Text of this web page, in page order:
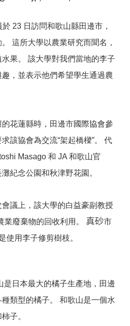
23 日訪問和歌山縣田邊市，
這所大學以農業研究而聞名，
果。 該大學對我們當地的李子
， 並表示他們希望學生通過農
花蓮縣時， 田邊市國際協會參
該協會為交流“架起橋樑”。 代
Masago 和 JA 和歌山官
紀念公園和秋津野花園。
議上，該大學的白益豪副教授
業廢棄物的回收利用。 真砂市
使用李子修剪樹枝。
日本最大的橘子生產地， 田邊
類型的橘子。 和歌山是一個水
子。